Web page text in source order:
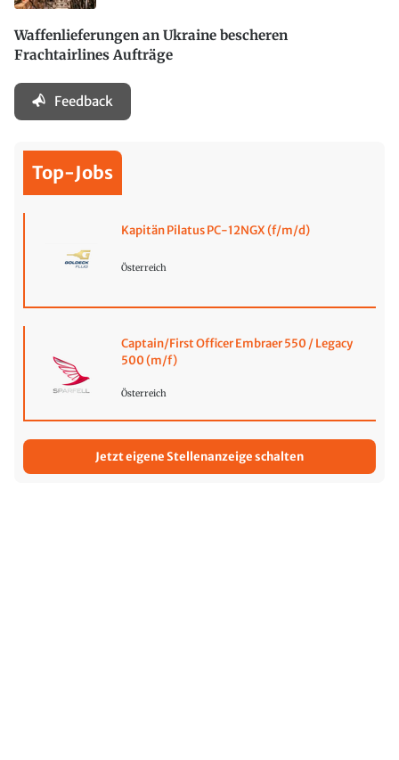
Waffenlieferungen an Ukraine bescheren
Frachtairlines Aufträge
Feedback
Top-Jobs
Kapitän Pilatus PC-12NGX (f/m/d)
Österreich
Captain/First Officer Embraer 550 / Legacy
500 (m/f)
Österreich
Jetzt eigene Stellenanzeige schalten